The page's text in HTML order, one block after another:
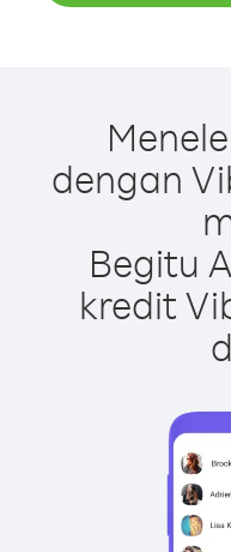
dengan
Begitu
kredit